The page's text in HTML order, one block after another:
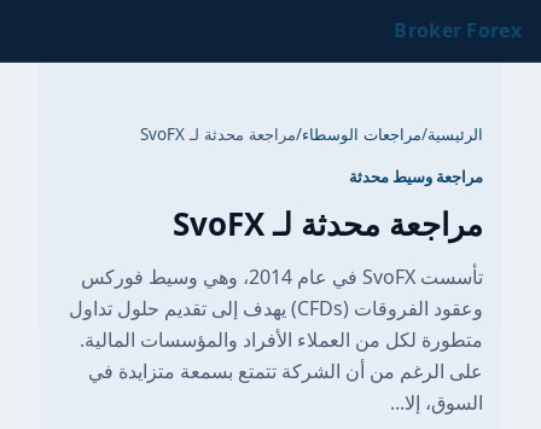
Broker Forex
الرئيسية/مراجعات الوسطاء/مراجعة محدثة لـ SvoFX
مراجعة وسيط محدثة
مراجعة محدثة لـ SvoFX
تأسست SvoFX في عام 2014، وهي وسيط فوركس
وعقود الفروقات (CFDs) يهدف إلى تقديم حلول تداول
متطورة لكل من العملاء الأفراد والمؤسسات المالية.
على الرغم من أن الشركة تتمتع بسمعة متزايدة في
السوق، إلا...